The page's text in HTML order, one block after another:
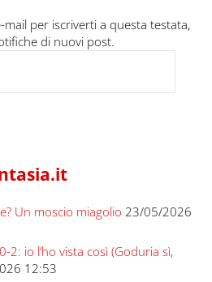
per iscriverti a questa testata,
di nuovi post.
Un moscio miagolio 23/05/2026
2: io l’ho vista così (Goduria sì,
12:53